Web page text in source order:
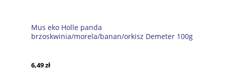
Mus eko Holle panda
brzoskwinia/morela/banan/orkisz Demeter 100g
6,49 zł